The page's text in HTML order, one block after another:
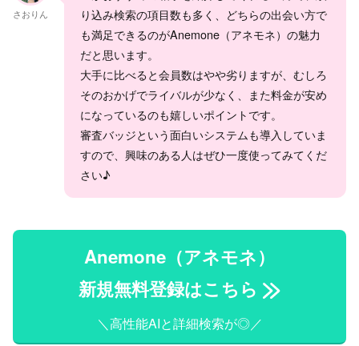
さおりん
り込み検索の項目数も多く、どちらの出会い方で
も満足できるのがAnemone（アネモネ）の魅力
だと思います。
大手に比べると会員数はやや劣りますが、むしろ
そのおかげでライバルが少なく、また料金が安め
になっているのも嬉しいポイントです。
審査バッジという面白いシステムも導入していま
すので、興味のある人はぜひ一度使ってみてくだ
さい♪
Anemone（アネモネ）
新規無料登録はこちら
＼高性能AIと詳細検索が◎／